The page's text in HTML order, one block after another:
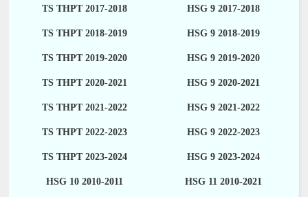
TS THPT 2017-2018 HSG 9 2017-2018
TS THPT 2018-2019 HSG 9 2018-2019
TS THPT 2019-2020 HSG 9 2019-2020
TS THPT 2020-2021 HSG 9 2020-2021
TS THPT 2021-2022 HSG 9 2021-2022
TS THPT 2022-2023 HSG 9 2022-2023
TS THPT 2023-2024 HSG 9 2023-2024
HSG 10 2010-2011 HSG 11 2010-2021